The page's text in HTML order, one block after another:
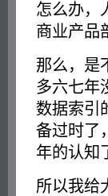
怎么办，
商业产品
那么，是
多六七年
数据索引
备过时了
年的认知
所以我给